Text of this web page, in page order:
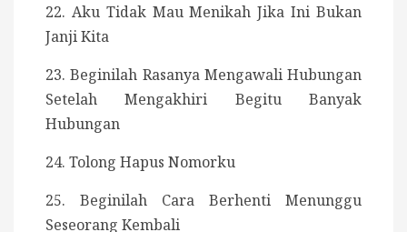
22. Aku Tidak Mau Menikah Jika Ini Bukan
Janji Kita
23. Beginilah Rasanya Mengawali Hubungan
Setelah Mengakhiri Begitu Banyak
Hubungan
24. Tolong Hapus Nomorku
25. Beginilah Cara Berhenti Menunggu
Seseorang Kembali